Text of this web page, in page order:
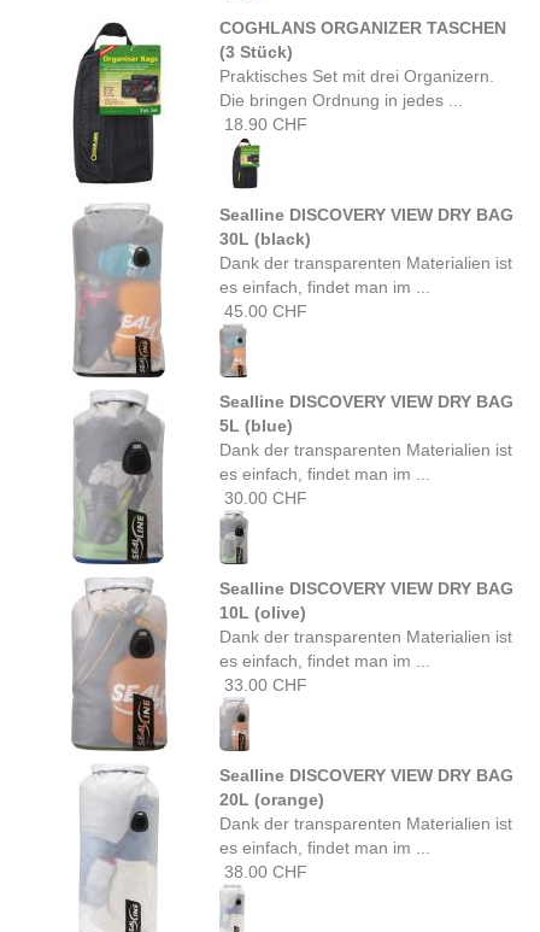
COGHLANS ORGANIZER TASCHEN
(3 Stück)
Praktisches Set mit drei Organizern.
Die bringen Ordnung in jedes ...
18.90 CHF
Sealline DISCOVERY VIEW DRY BAG
30L (black)
Dank der transparenten Materialien ist
es einfach, findet man im ...
45.00 CHF
Sealline DISCOVERY VIEW DRY BAG
5L (blue)
Dank der transparenten Materialien ist
es einfach, findet man im ...
30.00 CHF
Sealline DISCOVERY VIEW DRY BAG
10L (olive)
Dank der transparenten Materialien ist
es einfach, findet man im ...
33.00 CHF
Sealline DISCOVERY VIEW DRY BAG
20L (orange)
Dank der transparenten Materialien ist
es einfach, findet man im ...
38.00 CHF